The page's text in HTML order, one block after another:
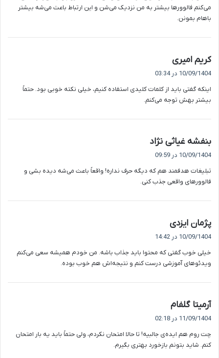
می‌کنم فالوورها بیشتر به من نزدیک می‌شن و این ارتباط باعث می‌شه بیشتر
باهام بمونن.
کریم امیری
ف
:
10/09/1404 در 03:34
اینکه گفتی باید از کلمات کلیدی استفاده کنیم، خیلی نکته خوبی بود. حتماً
بیشتر بهش توجه می‌کنم.
بنفشه غیاثی نژاد
10/09/1404 در 09:59
تبلیغات هدفمند هم که دیگه حرف نداره! واقعاً باعث می‌شه دیده بشی و
فالوورهای واقعی جذب کنی.
پژمان ایزدی
ف
:
10/09/1404 در 14:42
خیلی خوب گفتی که محتوا باید جذاب باشه. من خودم همیشه سعی می‌کنم
ویدئوهای آموزشی درست کنم و نتیجه‌اش هم خوب بوده.
آرمیتا گلفام
ف
:
11/09/1404 در 02:18
چت روم هم ایده‌ی جالبیه! تا حالا امتحان نکردم، ولی حتماً باید یه بار امتحان
کنم. شاید بتونم بازخورد بهتری بگیرم.